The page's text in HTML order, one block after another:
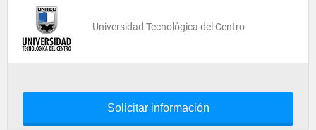
Universidad Tecnológica del Centro
Solicitar información